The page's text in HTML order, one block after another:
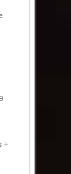
+